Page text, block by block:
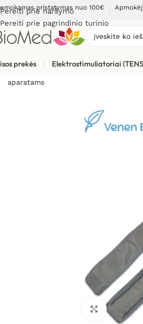
Pereiti prie naršymo
Pereiti prie pagrindinio turinio
pristatymas nuo 100€
prekės Elektrostimuliatoriai
Masažuokliai
aparatams